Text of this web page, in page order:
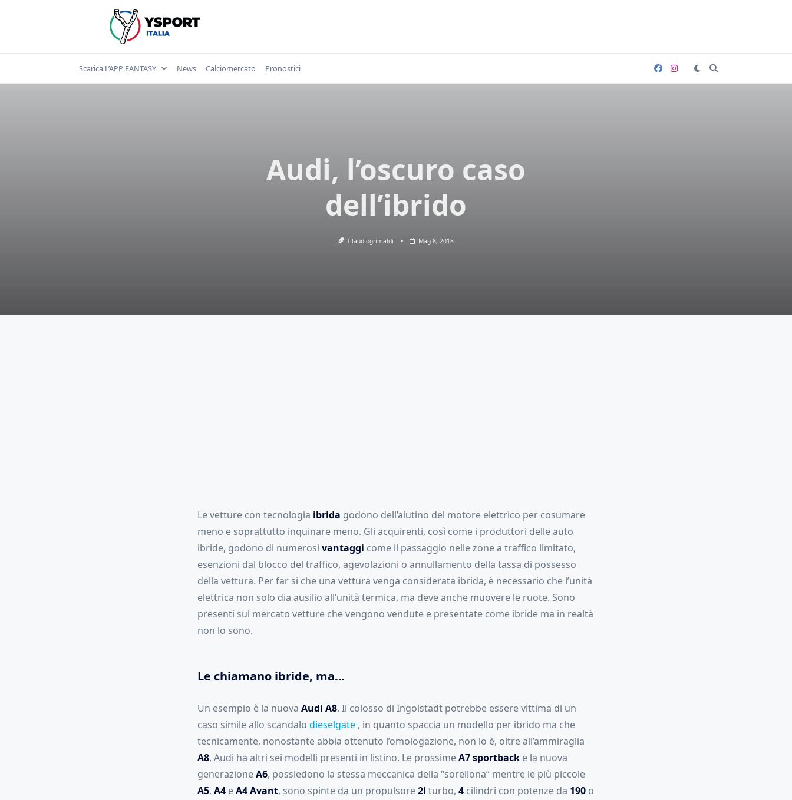
Scarica L’APP FANTASY News Calciomercato Pronostici
Audi, l’oscuro caso
dell’ibrido
Claudiogrimaldi Mag 8, 2018
Le vetture con tecnologia ibrida godono dell’aiutino del motore elettrico per cosumare
meno e soprattutto inquinare meno. Gli acquirenti, così come i produttori delle auto
ibride, godono di numerosi vantaggi come il passaggio nelle zone a traffico limitato,
esenzioni dal blocco del traffico, agevolazioni o annullamento della tassa di possesso
della vettura. Per far si che una vettura venga considerata ibrida, è necessario che l’unità
elettrica non solo dia ausilio all’unità termica, ma deve anche muovere le ruote. Sono
presenti sul mercato vetture che vengono vendute e presentate come ibride ma in realtà
non lo sono.
Le chiamano ibride, ma…
Un esempio è la nuova Audi A8. Il colosso di Ingolstadt potrebbe essere vittima di un
caso simile allo scandalo dieselgate, in quanto spaccia un modello per ibrido ma che
tecnicamente, nonostante abbia ottenuto l’omologazione, non lo è, oltre all’ammiraglia
A8, Audi ha altri sei modelli presenti in listino. Le prossimeA7 sportbacke la nuova
generazioneA6, possiedono la stessa meccanica della “sorellona” mentre le più piccole
A5, A4eA4 Avant, sono spinte da un propulsore2l turbo, 4cilindri con potenze da 190o